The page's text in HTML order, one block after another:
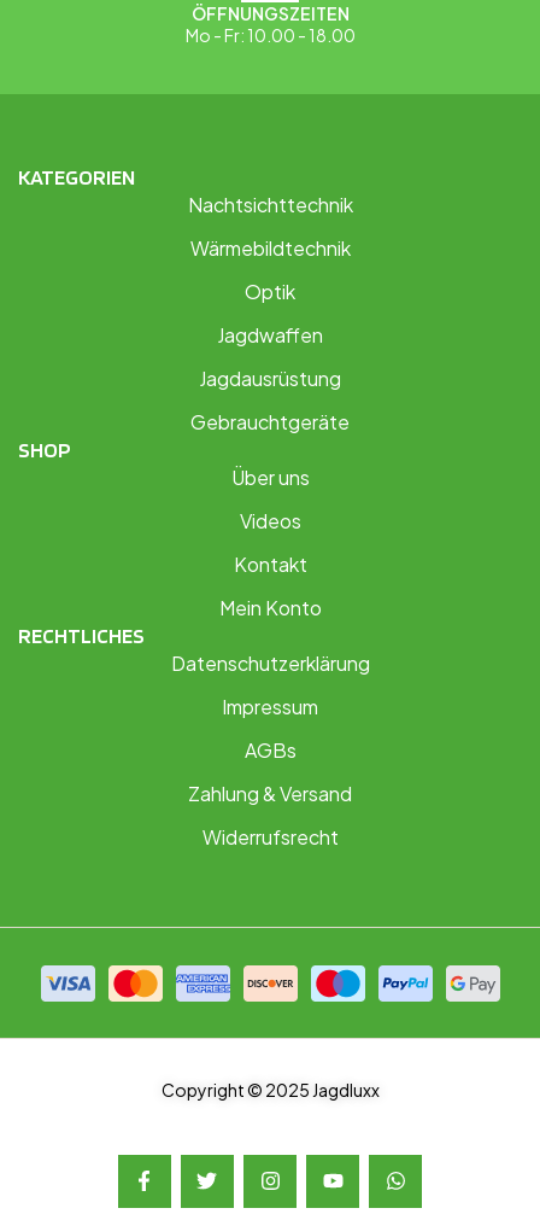
ÖFFNUNGSZEITEN
Mo - Fr: 10.00 - 18.00
KATEGORIEN
Nachtsichttechnik
Wärmebildtechnik
Optik
Jagdwaffen
Jagdausrüstung
Gebrauchtgeräte
SHOP
Über uns
Videos
Kontakt
Mein Konto
RECHTLICHES
Datenschutzerklärung
Impressum
AGBs
Zahlung & Versand
Widerrufsrecht
Copyright © 2025 Jagdluxx